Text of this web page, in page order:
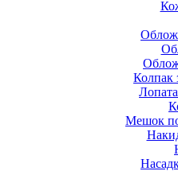
Колпак
Мешок